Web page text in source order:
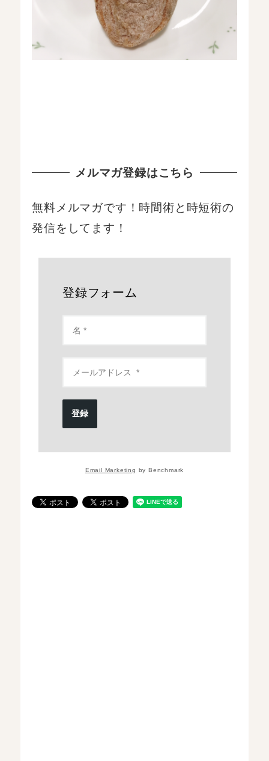
メルマガ登録はこちら
無料メルマガです！時間術と時短術の
発信をしてます！
登録フォーム
登録
Email Marketing by Benchmark